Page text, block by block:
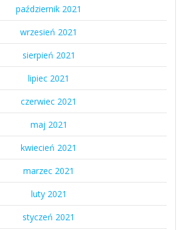
październik 2021
wrzesień 2021
sierpień 2021
lipiec 2021
czerwiec 2021
maj 2021
kwiecień 2021
marzec 2021
luty 2021
styczeń 2021